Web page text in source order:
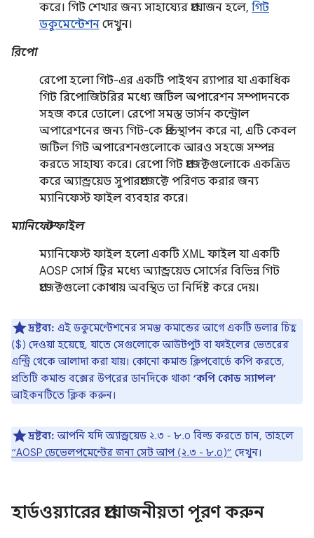
করে। গিট শেখার জন্য সাহায্যের প্রয়োজন হলে, গিট
ডকুমেন্টেশন দেখুন।
রিপো
রেপো হলো গিট-এর একটি পাইথন র‍্যাপার যা একাধিক
গিট রিপোজিটরির মধ্যে জটিল অপারেশন সম্পাদনকে
সহজ করে তোলে। রেপো সমস্ত ভার্সন কন্ট্রোল
অপারেশনের জন্য গিট-কে প্রতিস্থাপন করে না, এটি কেবল
জটিল গিট অপারেশনগুলোকে আরও সহজে সম্পন্ন
করতে সাহায্য করে। রেপো গিট প্রজেক্টগুলোকে একত্রিত
করে অ্যান্ড্রয়েড সুপারপ্রজেক্টে পরিণত করার জন্য
ম্যানিফেস্ট ফাইল ব্যবহার করে।
ম্যানিফেস্ট ফাইল
ম্যানিফেস্ট ফাইল হলো একটি XML ফাইল যা একটি
AOSP সোর্স ট্রির মধ্যে অ্যান্ড্রয়েড সোর্সের বিভিন্ন গিট
প্রজেক্টগুলো কোথায় অবস্থিত তা নির্দিষ্ট করে দেয়।
দ্রষ্টব্য: এই ডকুমেন্টেশনের সমস্ত কমান্ডের আগে একটি ডলার চিহ্ন
($) দেওয়া হয়েছে, যাতে সেগুলোকে আউটপুট বা ফাইলের ভেতরের
এন্ট্রি থেকে আলাদা করা যায়। কোনো কমান্ড ক্লিপবোর্ডে কপি করতে,
প্রতিটি কমান্ড বক্সের উপরের ডানদিকে থাকা ‘কপি কোড স্যাম্পল’
আইকনটিতে ক্লিক করুন।
দ্রষ্টব্য: আপনি যদি অ্যান্ড্রয়েড ২.৩ - ৮.০ বিল্ড করতে চান, তাহলে
“AOSP ডেভেলপমেন্টের জন্য সেট আপ (২.৩ - ৮.০)” দেখুন।
হার্ডওয়্যারের প্রয়োজনীয়তা পূরণ করুন